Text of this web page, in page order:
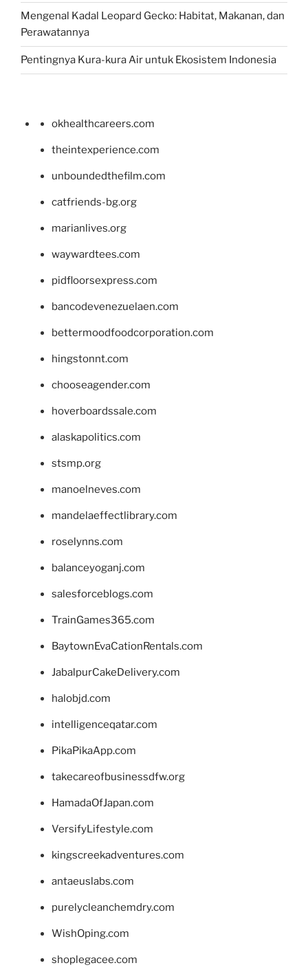
Mengenal Kadal Leopard Gecko: Habitat, Makanan, dan
Perawatannya
Pentingnya Kura-kura Air untuk Ekosistem Indonesia
okhealthcareers.com
theintexperience.com
unboundedthefilm.com
catfriends-bg.org
marianlives.org
waywardtees.com
pidfloorsexpress.com
bancodevenezuelaen.com
bettermoodfoodcorporation.com
hingstonnt.com
chooseagender.com
hoverboardssale.com
alaskapolitics.com
stsmp.org
manoelneves.com
mandelaeffectlibrary.com
roselynns.com
balanceyoganj.com
salesforceblogs.com
TrainGames365.com
BaytownEvaCationRentals.com
JabalpurCakeDelivery.com
halobjd.com
intelligenceqatar.com
PikaPikaApp.com
takecareofbusinessdfw.org
HamadaOfJapan.com
VersifyLifestyle.com
kingscreekadventures.com
antaeuslabs.com
purelycleanchemdry.com
WishOping.com
shoplegacee.com